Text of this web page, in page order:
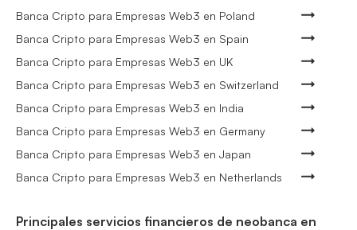
Banca Cripto para Empresas Web3 en Poland
Banca Cripto para Empresas Web3 en Spain
Banca Cripto para Empresas Web3 en UK
Banca Cripto para Empresas Web3 en Switzerland
Banca Cripto para Empresas Web3 en India
Banca Cripto para Empresas Web3 en Germany
Banca Cripto para Empresas Web3 en Japan
Banca Cripto para Empresas Web3 en Netherlands
Principales servicios financieros de neobanca en